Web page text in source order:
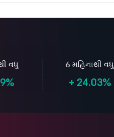
વધુ 6 મહિનાથી વધુ
+ 24.03%